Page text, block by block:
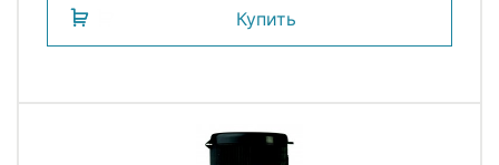
Купить